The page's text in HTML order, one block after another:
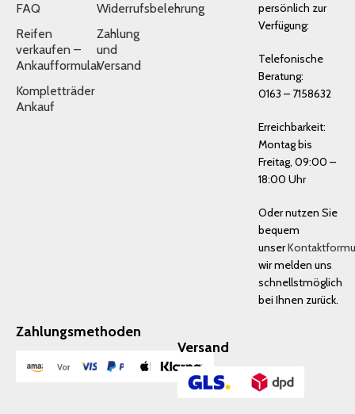
FAQ
Reifen
verkaufen –
Ankaufformular
Kompletträder
Ankauf
Widerrufsbelehrung
Zahlung
und
Versand
persönlich zur
Verfügung:
Telefonische
Beratung:
0163 – 7158632
Erreichbarkeit:
Montag bis
Freitag, 09:00 –
18:00 Uhr
Oder nutzen Sie
bequem
unser
wir melden uns
schnellstmöglich
bei Ihnen zurück.
Zahlungsmethoden
Versand